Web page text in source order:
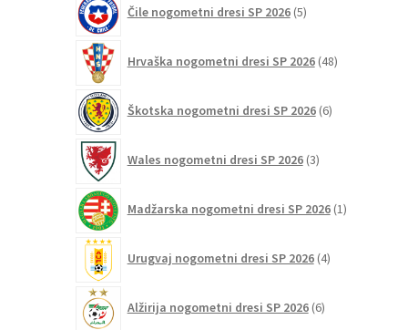
Čile nogometni dresi SP 2026 5izdelkov
Hrvaška nogometni dresi SP 2026 48izdelkov
Škotska nogometni dresi SP 2026 6izdelkov
Wales nogometni dresi SP 2026 3izdelki
Madžarska nogometni dresi SP 2026 1izdelek
Urugvaj nogometni dresi SP 2026 4izdelki
Alžirija nogometni dresi SP 2026 6izdelkov